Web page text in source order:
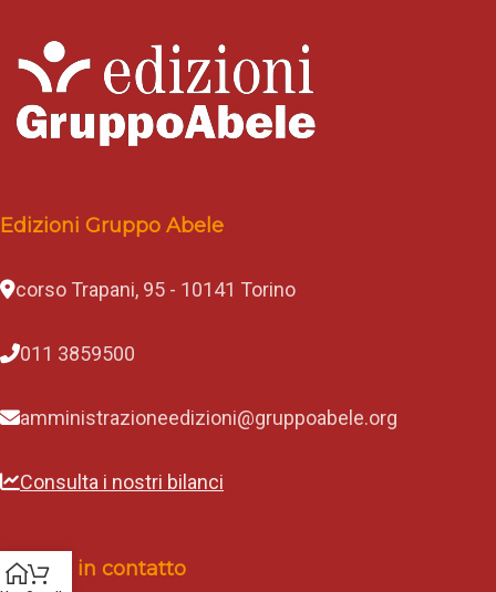
Edizioni Gruppo Abele
corso Trapani, 95 - 10141 Torino
011 3859500
amministrazioneedizioni@gruppoabele.org
Consulta i nostri bilanci
Rimani in contatto